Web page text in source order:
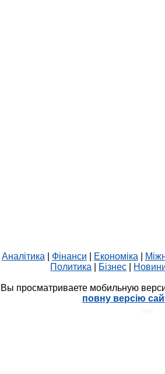
Аналітика Фінанси Економіка
Политика
Бізнес
Вы просматриваете мобильную
повну версію